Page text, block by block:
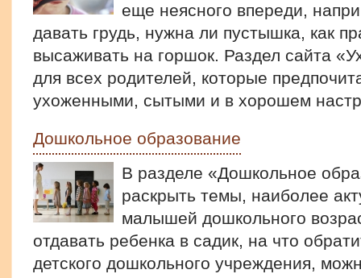
еще неясного впереди,
давать грудь, нужна ли пустышка, как
высаживать на горшок. Раздел сайта
для всех родителей, которые
ухоженными, сытыми и в хорошем
Дошкольное образование
В разделе «Дошкольное
раскрыть темы, наиболее
малышей дошкольного
отдавать ребенка в садик, на что
детского дошкольного учреждения,